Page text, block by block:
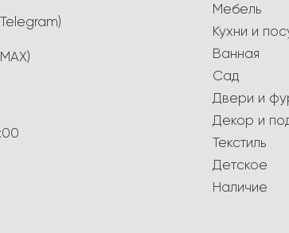
Мебель
Кухни и
Ванная
Сад
Двери и
Декор и
Текстиль
Детское
Наличие